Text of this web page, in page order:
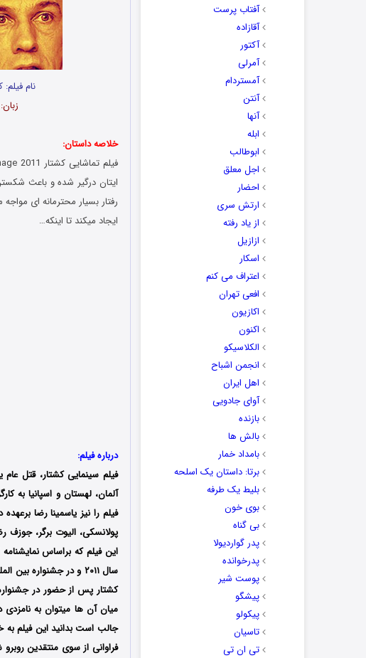
آفتاب پرست
آقازاده
آکتور
آمرلی
آمستردام
آنتن
آنها
ابله
ابوطالب
اجل معلق
احضار
ارتش سری
از یاد رفته
ازازیل
اسکار
اعتراف می کنم
افعی تهران
اکازیون
اکنون
الکلاسیکو
انجمن اشباح
اهل ایران
آوای جادویی
بازنده
بالش ها
بامداد خمار
برتا: داستان یک اسلحه
بلیط یک‌‌ طرفه
بوی خون
بی گناه
پدر گواردیولا
پدرخوانده
پوست شیر
پیشگو
پیکولو
تاسیان
تی ان تی
نام
زبان:
خلاصه داستان:
ایتان درگیر شده و باعث
رفتار بسیار محترمانه ای
ایجاد میکند تا اینکه…
درباره فیلم:
فیلم سینمایی کشتار، قتل عام
فیلم را نیز یاسمینا رضا
پولانسکی، الیوت برگر، جوزف
میان آن ها میتوان به
جالب است بدانید این فیلم به
فراوانی از سوی منتقدین